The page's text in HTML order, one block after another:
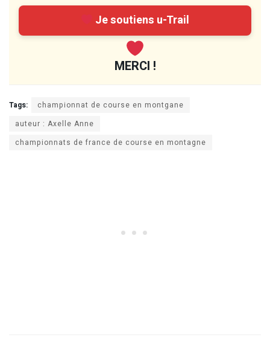
Je soutiens u-Trail
MERCI !
Tags:
championnat de course en montgane
auteur : Axelle Anne
championnats de france de course en montagne